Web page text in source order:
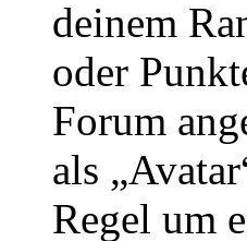
deinem
oder
Forum
als
Regel um